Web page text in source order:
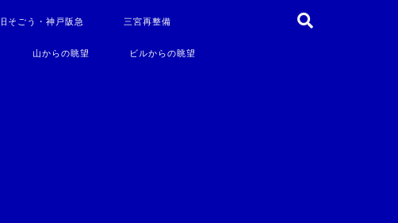
旧そごう・神戸阪急 三宮再整備
山からの眺望 ビルからの眺望